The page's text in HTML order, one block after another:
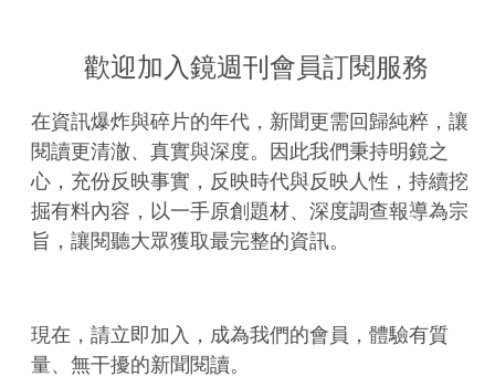
歡迎加入鏡週刊會員訂閱服務
在資訊爆炸與碎片的年代，新聞更需回歸純粹，讓
閱讀更清澈、真實與深度。因此我們秉持明鏡之
心，充份反映事實，反映時代與反映人性，持續挖
掘有料內容，以一手原創題材、深度調查報導為宗
旨，讓閱聽大眾獲取最完整的資訊。
現在，請立即加入，成為我們的會員，體驗有質
量、無干擾的新聞閱讀。